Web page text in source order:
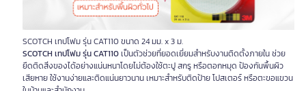
SCOTCH เทปโฟม รุ่น CAT110 ขนาด 24 มม. x 3 ม.
SCOTCH เทปโฟม รุ่น CAT110เป็นตัวช่วยที่ยอดเยี่ยมสำหรับงานติดตั้งภายใน ช่วย
ยึดติดสิ่งของได้อย่างแน่นหนาโดยไม่ต้องใช้ตะปู สกรู หรือตอกหมุด ป้องกันพื้นผิว
เสียหาย ใช้งานง่ายและติดแน่นยาวนาน เหมาะสำหรับติดป้าย โปสเตอร์ หรือตะขอแขวน